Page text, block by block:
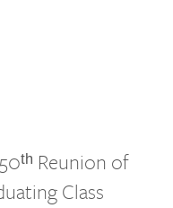
Reunion of
Class